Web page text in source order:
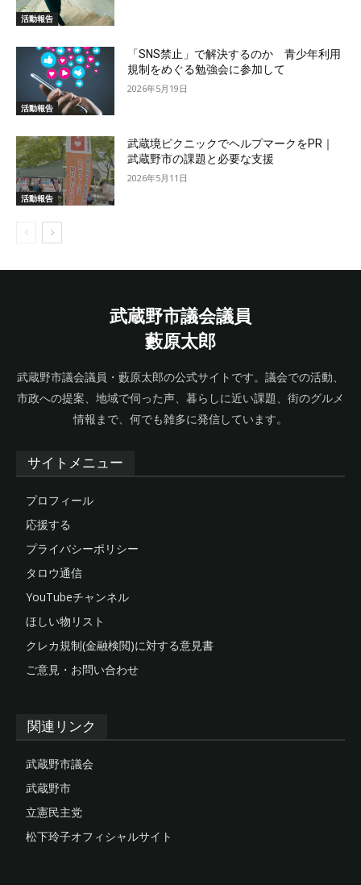
活動報告
活動報告
「SNS禁止」で解決するのか 青少年利用
規制をめぐる勉強会に参加して
2026年5月19日
活動報告
武蔵境ピクニックでヘルプマークをPR｜
武蔵野市の課題と必要な支援
2026年5月11日
武蔵野市議会議員
藪原太郎
武蔵野市議会議員・藪原太郎の公式サイトです。議会での活動、
市政への提案、地域で伺った声、暮らしに近い課題、街のグルメ
情報まで、何でも雑多に発信しています。
サイトメニュー
プロフィール
応援する
プライバシーポリシー
タロウ通信
YouTubeチャンネル
ほしい物リスト
クレカ規制(金融検閲)に対する意見書
ご意見・お問い合わせ
関連リンク
武蔵野市議会
武蔵野市
立憲民主党
松下玲子オフィシャルサイト